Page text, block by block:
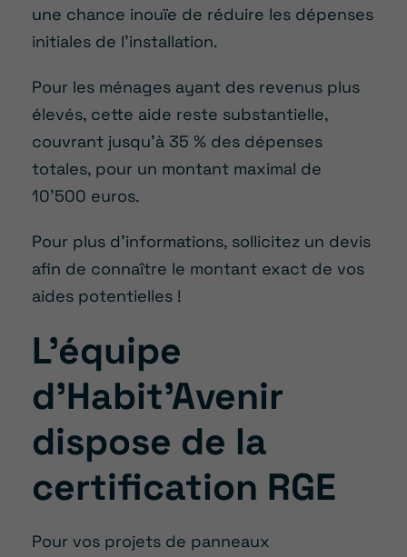
une chance inouïe de réduire les dépenses
initiales de l’installation.
Pour les ménages ayant des revenus plus
élevés, cette aide reste substantielle,
couvrant jusqu’à 35 % des dépenses
totales, pour un montant maximal de
10’500 euros.
Pour plus d’informations, sollicitez un devis
afin de connaître le montant exact de vos
aides potentielles !
L’équipe
d’Habit’Avenir
dispose de la
certification RGE
Pour vos projets de panneaux